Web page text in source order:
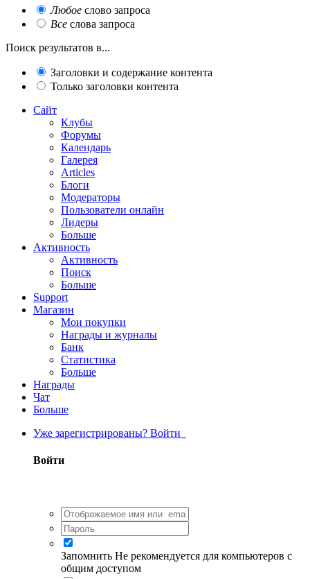
Любое слово запроса
Все слова запроса
Поиск результатов в...
Заголовки и содержание контента
Только заголовки контента
Сайт
Клубы
Форумы
Календарь
Галерея
Articles
Блоги
Модераторы
Пользователи онлайн
Лидеры
Больше
Активность
Активность
Поиск
Больше
Support
Магазин
Мои покупки
Награды и журналы
Банк
Статистика
Больше
Награды
Чат
Больше
Уже зарегистрированы? Войти
Войти
Запомнить Не рекомендуется для компьютеров с
общим доступом